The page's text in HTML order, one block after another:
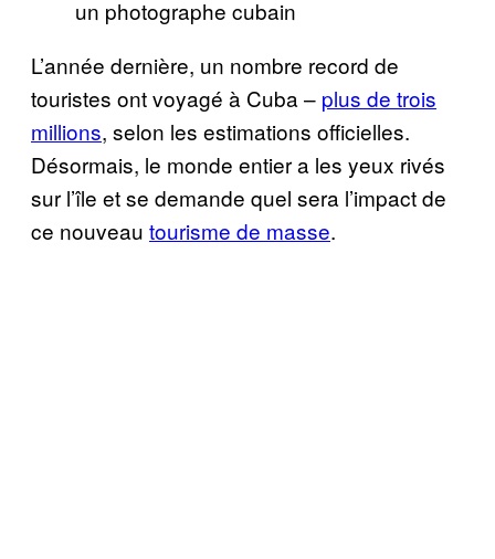
un photographe cubain
L’année dernière, un nombre record de
touristes ont voyagé à Cuba – plus de trois
millions, selon les estimations officielles.
Désormais, le monde entier a les yeux rivés
sur l’île et se demande quel sera l’impact de
ce nouveau tourisme de masse.